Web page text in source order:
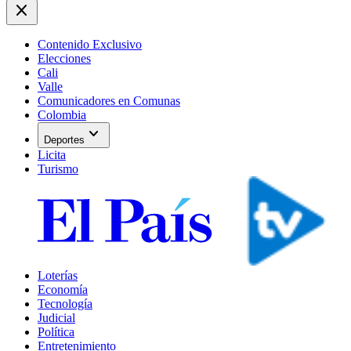
close
Contenido Exclusivo
Elecciones
Cali
Valle
Comunicadores en Comunas
Colombia
Deportes expand_more
Licita
Turismo
Loterías
Economía
Tecnología
Judicial
Política
Entretenimiento